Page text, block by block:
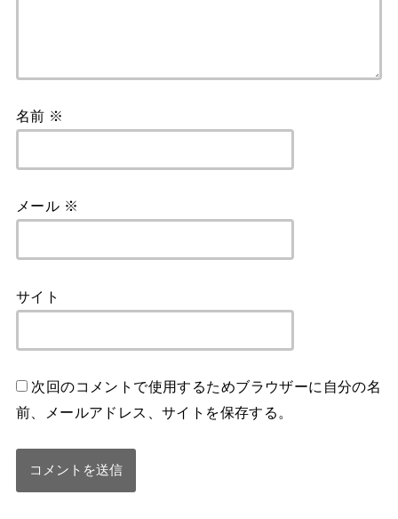
名前 ※
メール ※
サイト
次回のコメントで使用するためブラウザーに自分の名
前、メールアドレス、サイトを保存する。